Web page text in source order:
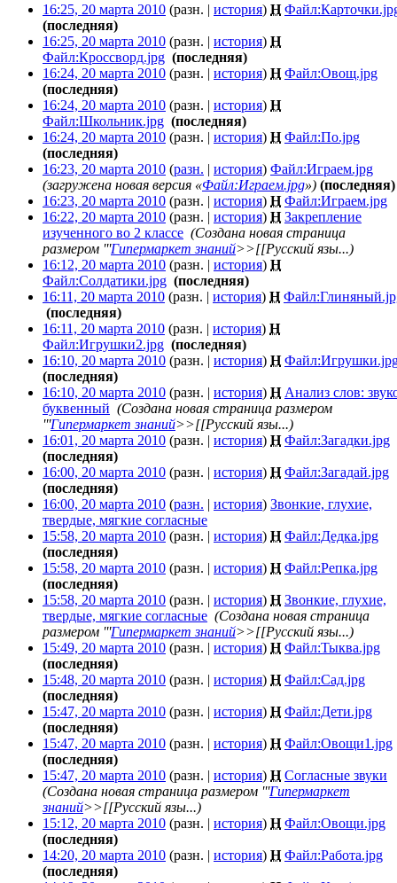
16:25, 20 марта 2010 (разн. | история) Н
(последняя)
16:25, 20 марта 2010 (разн. | история) Н
Файл:Кроссворд.jpg (последняя)
16:24, 20 марта 2010 (разн. | история) Н Файл:Овощ.jpg
(последняя)
16:24, 20 марта 2010 (разн. | история) Н
Файл:Школьник.jpg (последняя)
16:24, 20 марта 2010 (разн. | история) Н Файл:По.jpg
(последняя)
16:23, 20 марта 2010 (разн. | история) Файл:Играем.jpg
(загружена новая версия «Файл:Играем.jpg») (последняя)
16:23, 20 марта 2010 (разн. | история) Н Файл:Играем.jpg
16:22, 20 марта 2010 (разн. | история) Н Закрепление
изученного во 2 классе (Создана новая страница
размером '''Гипермаркет знаний>>[[Русский язы...)
16:12, 20 марта 2010 (разн. | история) Н
Файл:Солдатики.jpg (последняя)
16:11, 20 марта 2010 (разн. | история) Н
(последняя)
16:11, 20 марта 2010 (разн. | история) Н
Файл:Игрушки2.jpg (последняя)
16:10, 20 марта 2010 (разн. | история) Н
(последняя)
16:10, 20 марта 2010 (разн. | история) Н Анализ слов:
буквенный (Создана новая страница размером
'''Гипермаркет знаний>>[[Русский язы...)
16:01, 20 марта 2010 (разн. | история) Н Файл:Загадки.jpg
(последняя)
16:00, 20 марта 2010 (разн. | история) Н Файл:Загадай.jpg
(последняя)
16:00, 20 марта 2010 (разн. | история) Звонкие, глухие,
твердые, мягкие согласные
15:58, 20 марта 2010 (разн. | история) Н Файл:Дедка.jpg
(последняя)
15:58, 20 марта 2010 (разн. | история) Н Файл:Репка.jpg
(последняя)
15:58, 20 марта 2010 (разн. | история) Н Звонкие, глухие,
твердые, мягкие согласные (Создана новая страница
размером '''Гипермаркет знаний>>[[Русский язы...)
15:49, 20 марта 2010 (разн. | история) Н Файл:Тыква.jpg
(последняя)
15:48, 20 марта 2010 (разн. | история) Н Файл:Сад.jpg
(последняя)
15:47, 20 марта 2010 (разн. | история) Н Файл:Дети.jpg
(последняя)
15:47, 20 марта 2010 (разн. | история) Н Файл:Овощи1.jpg
(последняя)
15:47, 20 марта 2010 (разн. | история) Н Согласные звуки
(Создана новая страница размером '''Гипермаркет
знаний>>[[Русский язы...)
15:12, 20 марта 2010 (разн. | история) Н Файл:Овощи.jpg
(последняя)
14:20, 20 марта 2010 (разн. | история) Н Файл:Работа.jpg
(последняя)